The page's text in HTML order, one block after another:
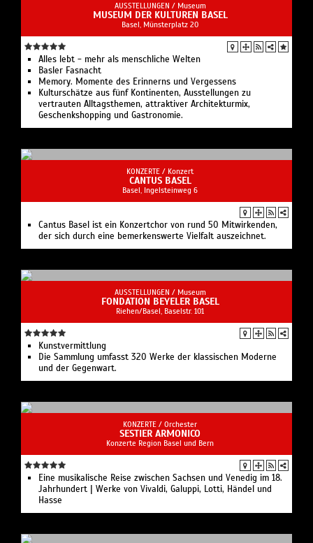
AUSSTELLUNGEN / Museum
MUSEUM DER KULTUREN BASEL
Basel, Münsterplatz 20
Alles lebt - mehr als menschliche Welten
Basler Fasnacht
Memory. Momente des Erinnerns und Vergessens
Kulturschätze aus fünf Kontinenten, Ausstellungen zu
vertrauten Alltagsthemen, attraktiver Architekturmix,
Geschenkshopping und Gastronomie.
KONZERTE / Konzert
CANTUS BASEL
Basel, Ingelsteinweg 6
Cantus Basel ist ein Konzertchor von rund 50 Mitwirkenden,
der sich durch eine bemerkenswerte Vielfalt auszeichnet.
AUSSTELLUNGEN / Museum
FONDATION BEYELER BASEL
Riehen/Basel, Baselstr. 101
Kunstvermittlung
Die Sammlung umfasst 320 Werke der klassischen Moderne
und der Gegenwart.
KONZERTE / Orchester
SESTIER ARMONICO
Konzerte Region Basel und Bern
Eine musikalische Reise zwischen Sachsen und Venedig im 18.
Jahrhundert | Werke von Vivaldi, Galuppi, Lotti, Händel und
Hasse